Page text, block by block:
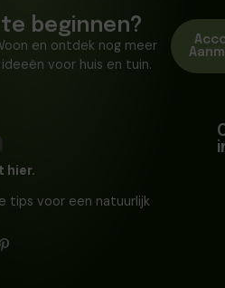
te beginnen?
en ontdek nog meer
voor huis en tuin.
hier.
tips voor een natuurlijk